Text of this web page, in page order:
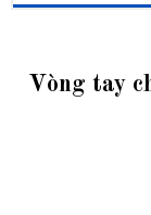
Vòng tay